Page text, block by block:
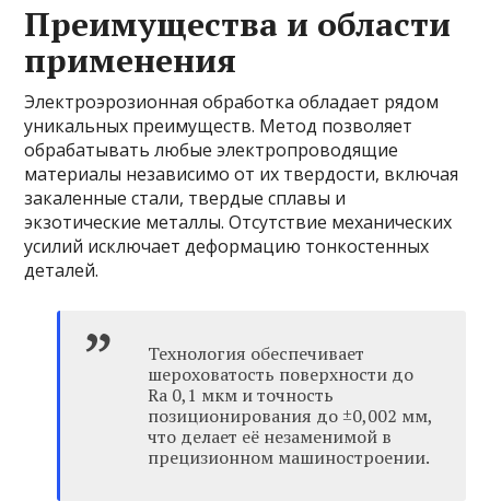
Преимущества и области
применения
Электроэрозионная обработка обладает рядом
уникальных преимуществ. Метод позволяет
обрабатывать любые электропроводящие
материалы независимо от их твердости, включая
закаленные стали, твердые сплавы и
экзотические металлы. Отсутствие механических
усилий исключает деформацию тонкостенных
деталей.
Технология обеспечивает
шероховатость поверхности до
Ra 0,1 мкм и точность
позиционирования до ±0,002 мм,
что делает её незаменимой в
прецизионном машиностроении.